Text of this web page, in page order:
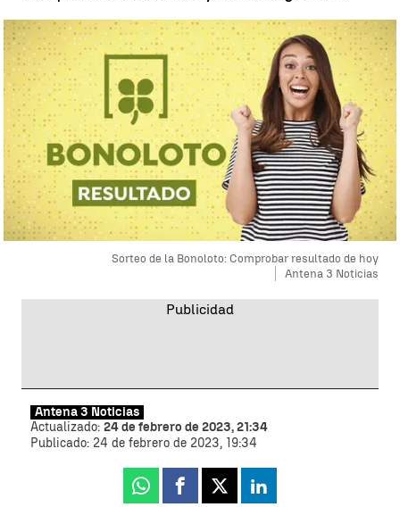
Sorteo de la Bonoloto: Comprobar resultado de hoy
Antena 3 Noticias
Antena 3 Noticias
Actualizado: 24 de febrero de 2023, 21:34
Publicado: 24 de febrero de 2023, 19:34
Whatsapp
Facebook
X Linkedin